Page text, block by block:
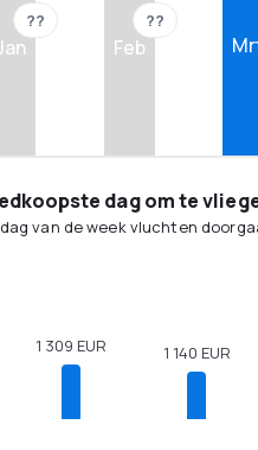
??
Feb
??
dag om te
van de week vluchten
1 309 EUR 1 140 EUR